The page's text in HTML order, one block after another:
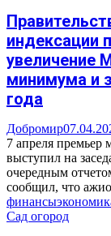
индексации
увеличение
минимума и
года
Добромир
7 апреля
выступил на
очередным
сообщил, что
финансы
Сад огород